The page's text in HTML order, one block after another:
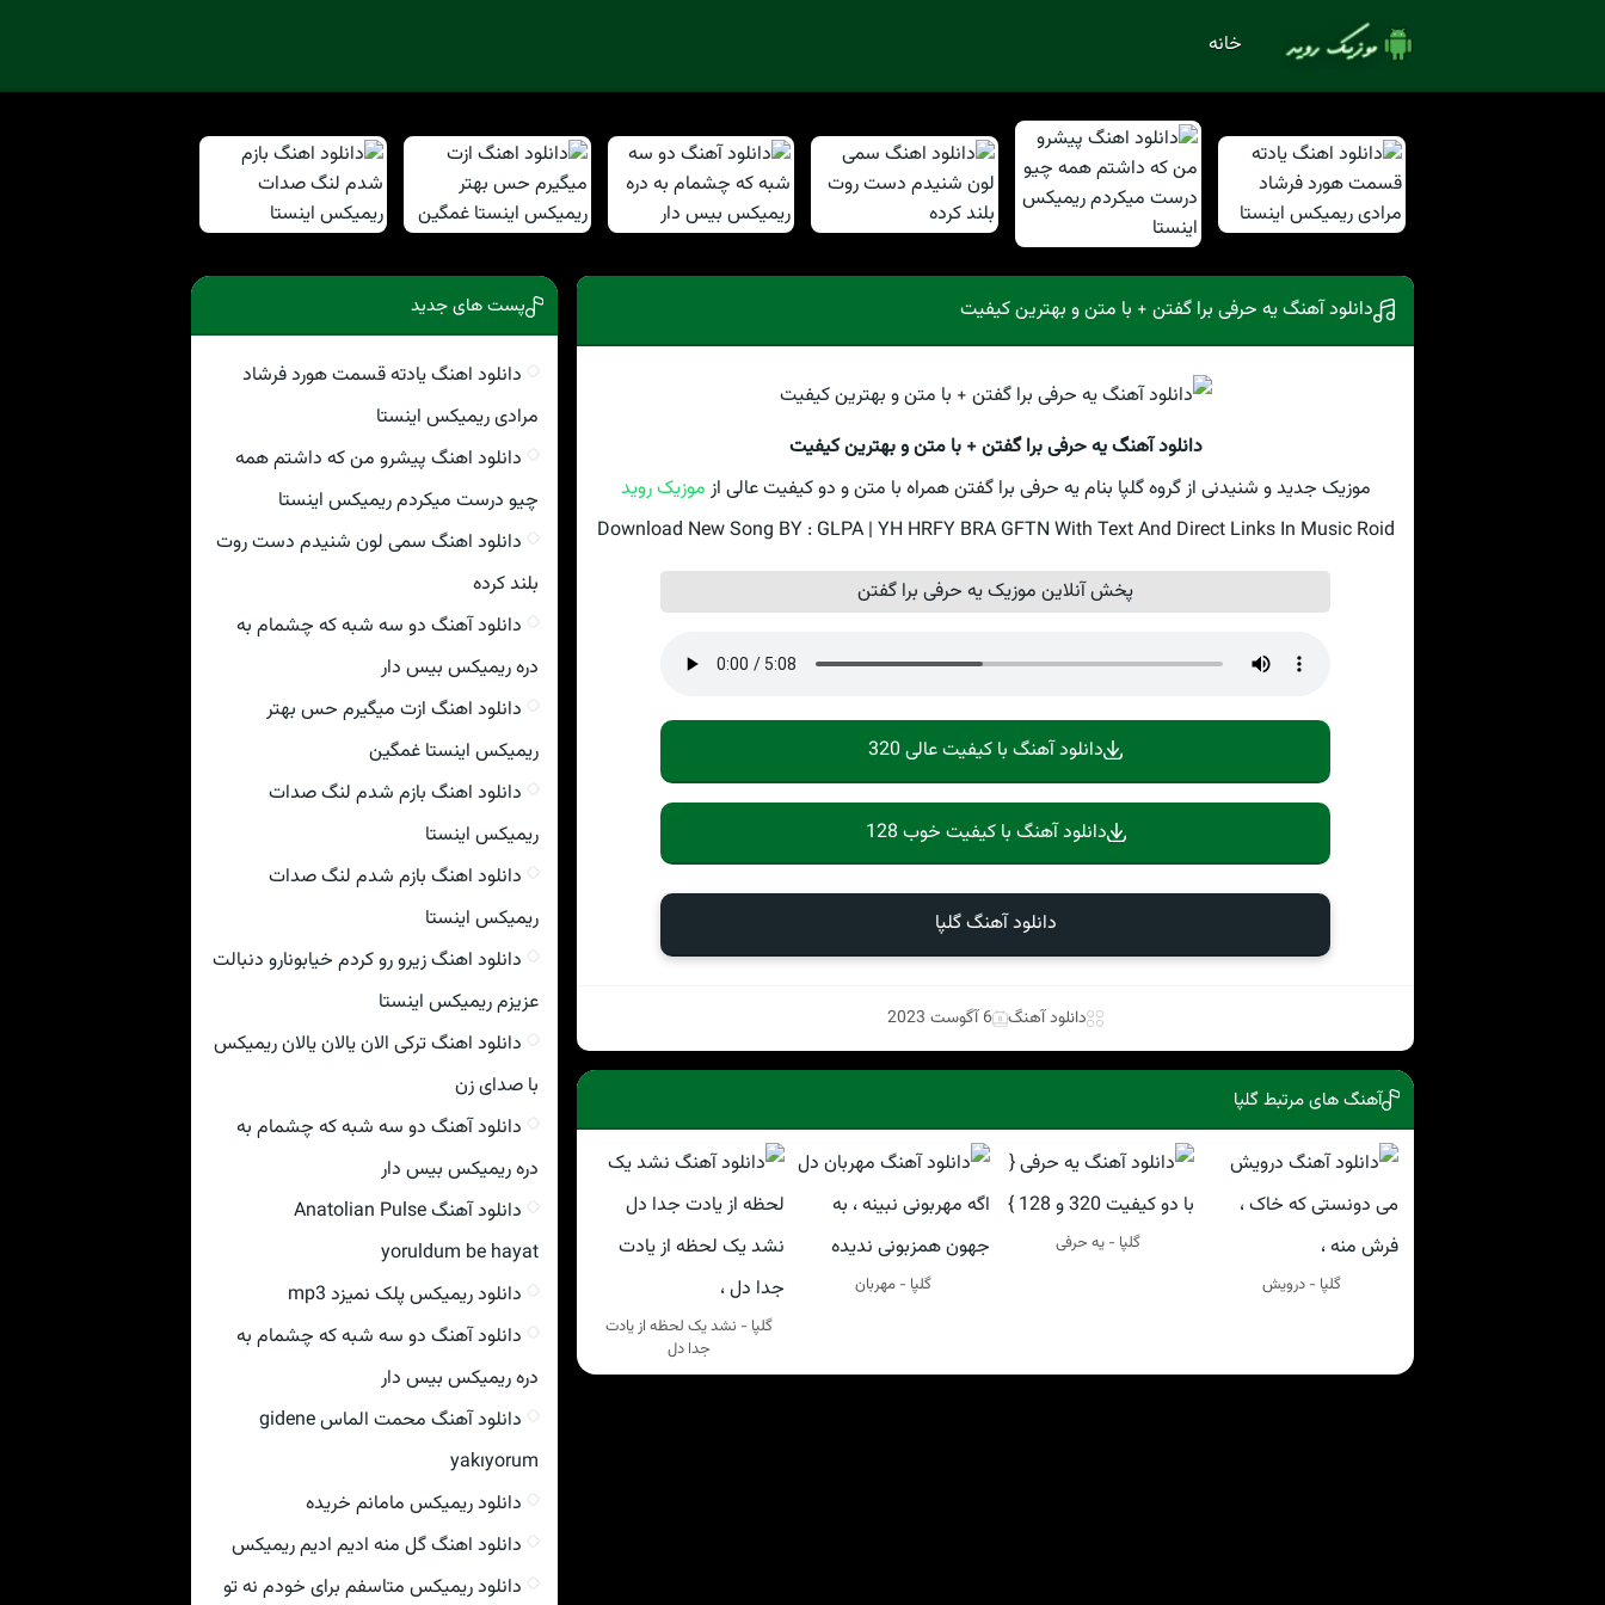
خانه
دانلود آهنگ یه حرفی برا گفتن + با متن و بهترین کیفیت
دانلود آهنگ یه حرفی برا گفتن + با متن و بهترین کیفیت
موزیک جدید و شنیدنی از گروه گلپا بنام یه حرفی برا گفتن همراه با متن و دو کیفیت عالی از موزیک روید
Download New Song BY : GLPA | YH HRFY BRA GFTN With Text And Direct Links In Music Roid
پخش آنلاین موزیک یه حرفی برا گفتن
دانلود آهنگ با کیفیت عالی 320
دانلود آهنگ با کیفیت خوب 128
دانلود آهنگ گلپا
دانلود آهنگ 6 آگوست 2023
آهنگ های مرتبط گلپا
گلپا - درویش
گلپا - یه حرفی
گلپا - مهربان
گلپا - نشد یک لحظه از یادت
جدا دل
پست های جدید
دانلود اهنگ یادته قسمت هورد فرشاد
مرادی ریمیکس اینستا
دانلود اهنگ پیشرو من که داشتم همه
چیو درست میکردم ریمیکس اینستا
دانلود اهنگ سمی لون شنیدم دست روت
بلند کرده
دانلود آهنگ دو سه شبه که چشمام به
دره ریمیکس بیس دار
دانلود اهنگ ازت میگیرم حس بهتر
ریمیکس اینستا غمگین
دانلود اهنگ بازم شدم لنگ صدات
ریمیکس اینستا
دانلود اهنگ بازم شدم لنگ صدات
ریمیکس اینستا
دانلود اهنگ زیرو رو کردم خیابونارو دنبالت
عزیزم ریمیکس اینستا
دانلود اهنگ ترکی الان یالان یالان ریمیکس
با صدای زن
دانلود آهنگ دو سه شبه که چشمام به
دره ریمیکس بیس دار
دانلود آهنگ Anatolian Pulse
yoruldum be hayat
دانلود ریمیکس پلک نمیزد mp3
دانلود آهنگ دو سه شبه که چشمام به
دره ریمیکس بیس دار
دانلود آهنگ محمت الماس gidene
yakıyorum
دانلود ریمیکس مامانم خریده
دانلود اهنگ گل منه ادیم ادیم ریمیکس
دانلود ریمیکس متاسفم برای خودم نه تو